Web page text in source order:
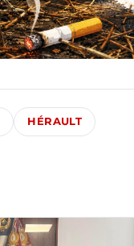
HÉRAULT